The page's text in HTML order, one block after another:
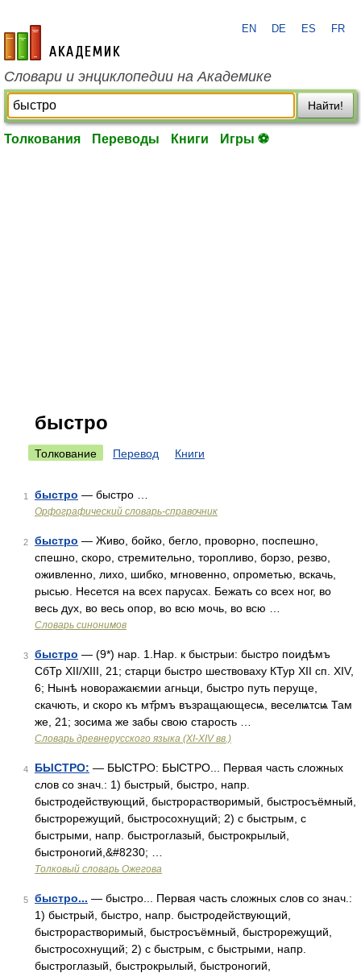
academic.ru
EN DE ES FR
Словари и энциклопедии на Академике
Найти!
Толкования Переводы Книги Игры ⚽
быстро
Толкование Перевод Книги
1 быстро — быстро …
Орфографический словарь-справочник
2 быстро — Живо, бойко, бегло, проворно, поспешно,
спешно, скоро, стремительно, торопливо, борзо, резво,
оживленно, лихо, шибко, мгновенно, опрометью, вскачь,
рысью. Несется на всех парусах. Бежать со всех ног, во
весь дух, во весь опор, во всю мочь, во всю …
Словарь синонимов
3 быстро — (9*) нар. 1.Нар. к быстрыи: быстро поидѣмъ
СбТр XII/XIII, 21; старци быстро шествоваху КТур XII сп. XIV,
6; Нынѣ новоражаѥмии агньци, быстро путь перуще,
скачють, и скоро къ мт҃рмъ възращающесѩ, веселѩтсѩ Там
же, 21; зосима же забы свою старость …
Словарь древнерусского языка (XI-XIV вв.)
4 БЫСТРО: — БЫСТРО: БЫСТРО... Первая часть сложных
слов со знач.: 1) быстрый, быстро, напр.
быстродействующий, быстрорастворимый, быстросъёмный,
быстрорежущий, быстросохнущий; 2) с быстрым, с
быстрыми, напр. быстроглазый, быстрокрылый,
быстроногий,&#8230; …
Толковый словарь Ожегова
5 быстро... — быстро... Первая часть сложных слов со знач.:
1) быстрый, быстро, напр. быстродействующий,
быстрорастворимый, быстросъёмный, быстрорежущий,
быстросохнущий; 2) с быстрым, с быстрыми, напр.
быстроглазый, быстрокрылый, быстроногий,